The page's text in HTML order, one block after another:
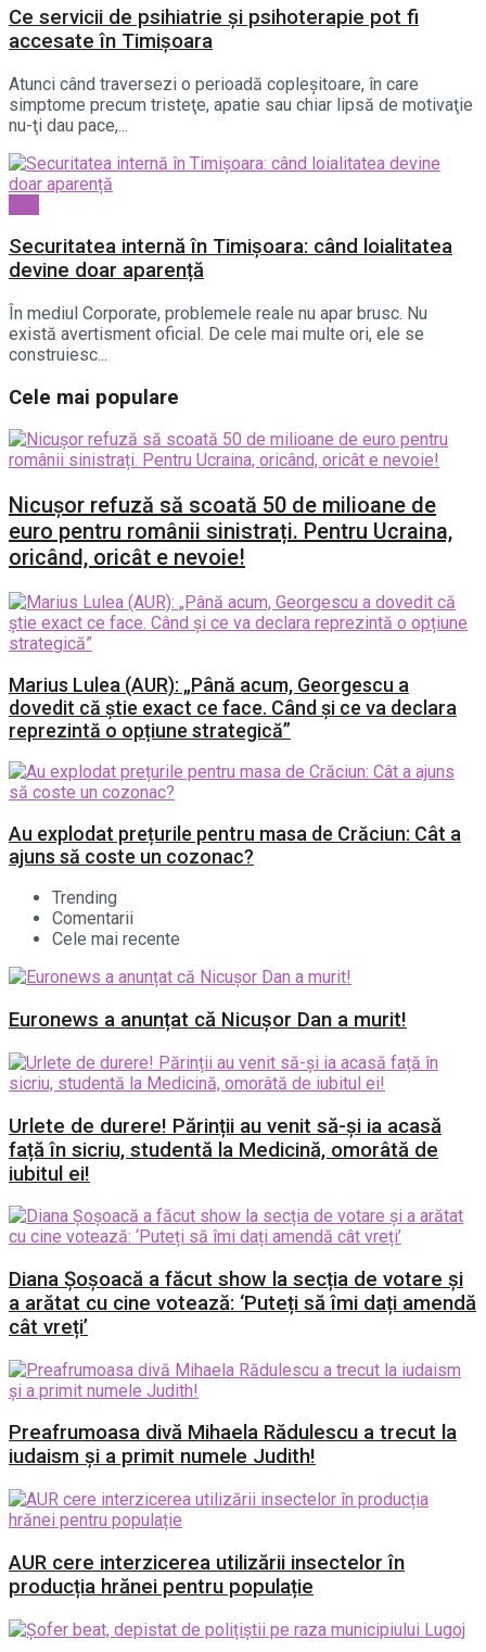
Ce servicii de psihiatrie și psihoterapie pot fi
accesate în Timișoara
Atunci când traversezi o perioadă copleşitoare, în care
simptome precum tristeţe, apatie sau chiar lipsă de motivaţie
nu-ţi dau pace,...
Securitatea internă în Timișoara: când loialitatea
devine doar aparență
În mediul Corporate, problemele reale nu apar brusc. Nu
există avertisment oficial. De cele mai multe ori, ele se
construiesc...
Cele mai populare
Nicușor refuză să scoată 50 de milioane de
euro pentru românii sinistrați. Pentru Ucraina,
oricând, oricât e nevoie!
Marius Lulea (AUR): „Până acum, Georgescu a
dovedit că știe exact ce face. Când și ce va declara
reprezintă o opțiune strategică”
Au explodat prețurile pentru masa de Crăciun: Cât a
ajuns să coste un cozonac?
Trending
Comentarii
Cele mai recente
Euronews a anunțat că Nicușor Dan a murit!
Urlete de durere! Părinții au venit să-și ia acasă
față în sicriu, studentă la Medicină, omorâtă de
iubitul ei!
Diana Șoșoacă a făcut show la secția de votare și
a arătat cu cine votează: ‘Puteți să îmi dați amendă
cât vreți’
Preafrumoasa divă Mihaela Rădulescu a trecut la
iudaism și a primit numele Judith!
AUR cere interzicerea utilizării insectelor în
producția hrănei pentru populație